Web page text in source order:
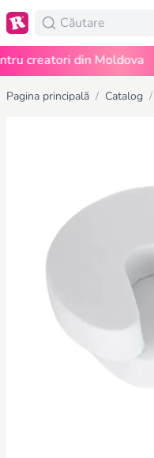
creatori din Moldova •
Pagina principală / Catalog /